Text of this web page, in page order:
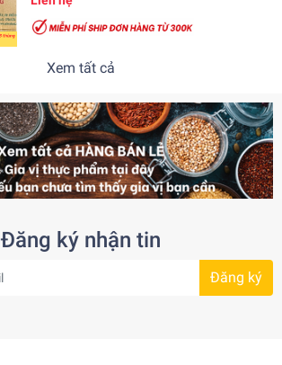
Xem tất cả
Đăng ký nhận tin
Đăng ký